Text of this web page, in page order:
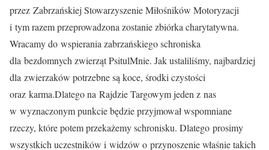
przez Zabrzańskiej Stowarzyszenie Miłośników Motoryzacji
i tym razem przeprowadzona zostanie zbiórka charytatywna.
Wracamy do wspierania zabrzańskiego schroniska
dla bezdomnych zwierząt PsitulMnie. Jak ustaliliśmy, najbardziej
dla zwierzaków potrzebne są koce, środki czystości
oraz karma.Dlatego na Rajdzie Targowym jeden z nas
w wyznaczonym punkcie będzie przyjmował wspomniane
rzeczy, które potem przekażemy schronisku. Dlatego prosimy
wszystkich uczestników i widzów o przynoszenie właśnie takich